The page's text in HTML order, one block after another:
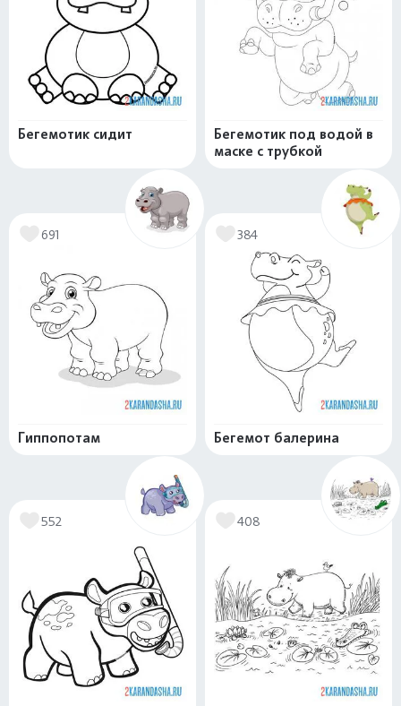
Бегемотик сидит
Бегемотик под водой в
маске с трубкой
691
Гиппопотам
384
Бегемот балерина
552 408